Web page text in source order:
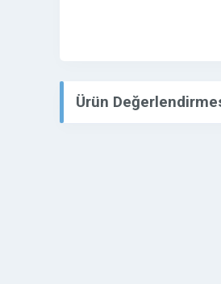
✔️Metin içinde Marka
✔️ Google
✔️ Güçlü domain
Ürün